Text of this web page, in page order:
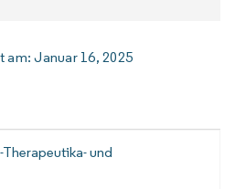
am:Januar 16, 2025
und